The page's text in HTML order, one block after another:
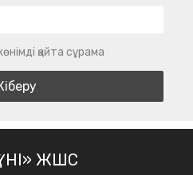
қайта сұрама
ҮНІ» ЖШС